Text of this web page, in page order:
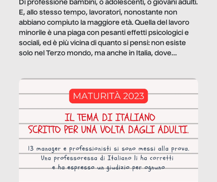
Di professione bambini, o adolescenti, o giovani adulti.
E, allo stesso tempo, lavoratori, nonostante non
abbiano compiuto la maggiore età. Quella del lavoro
minorile è una piaga con pesanti effetti psicologici e
sociali, ed è più vicina di quanto si pensi: non esiste
solo nel Terzo mondo, ma anche in Italia, dove